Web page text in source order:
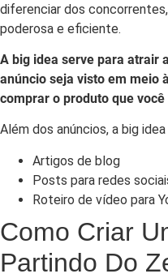
diferenciar dos
poderosa e eficiente.
A big idea serve para atrair
anúncio seja visto em meio
comprar o produto que você
Além dos anúncios, a big
Artigos de blog
Posts para redes
Roteiro de vídeo para
Como Criar
Partindo Do